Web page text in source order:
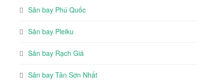
Sân bay Phú Quốc
Sân bay Pleiku
Sân bay Rạch Giá
Sân bay Tân Sơn Nhất